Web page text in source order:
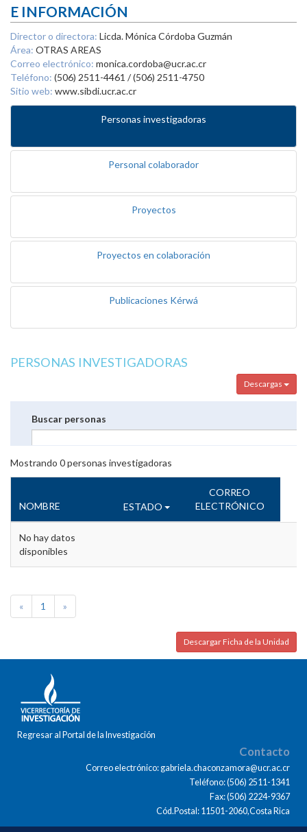
E INFORMACIÓN
Director o directora: Licda. Mónica Córdoba Guzmán
Área: OTRAS AREAS
Correo electrónico: monica.cordoba@ucr.ac.cr
Teléfono: (506) 2511-4461 / (506) 2511-4750
Sitio web: www.sibdi.ucr.ac.cr
Personas investigadoras
Personal colaborador
Proyectos
Proyectos en colaboración
Publicaciones Kérwá
PERSONAS INVESTIGADORAS
Descargas
Buscar personas
Mostrando 0personas investigadoras
NOMBRE ESTADO
CORREO
ELECTRÓNICO
No hay datos
disponibles
« 1 »
Descargar Ficha de la Unidad
Regresar al Portal de la Investigación
Contacto
Correo electrónico: gabriela.chaconzamora@ucr.ac.cr
Teléfono: (506) 2511-1341
Fax: (506) 2224-9367
Cód.Postal: 11501-2060,Costa Rica